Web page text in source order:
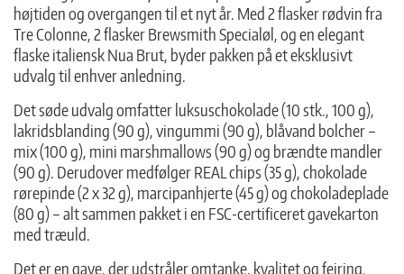
højtiden og overgangen til et nyt år. Med 2 flasker rødvin fra
Tre Colonne, 2 flasker Brewsmith Specialøl, og en elegant
flaske italiensk Nua Brut, byder pakken på et eksklusivt
udvalg til enhver anledning.
Det søde udvalg omfatter luksuschokolade (10 stk., 100 g),
lakridsblanding (90 g), vingummi (90 g), blåvand bolcher –
mix (100 g), mini marshmallows (90 g) og brændte mandler
(90 g). Derudover medfølger REAL chips (35 g), chokolade
rørepinde (2 x 32 g), marcipanhjerte (45 g) og chokoladeplade
(80 g) – alt sammen pakket i en FSC-certificeret gavekarton
med træuld.
Det er en gave, der udstråler omtanke, kvalitet og fejring.